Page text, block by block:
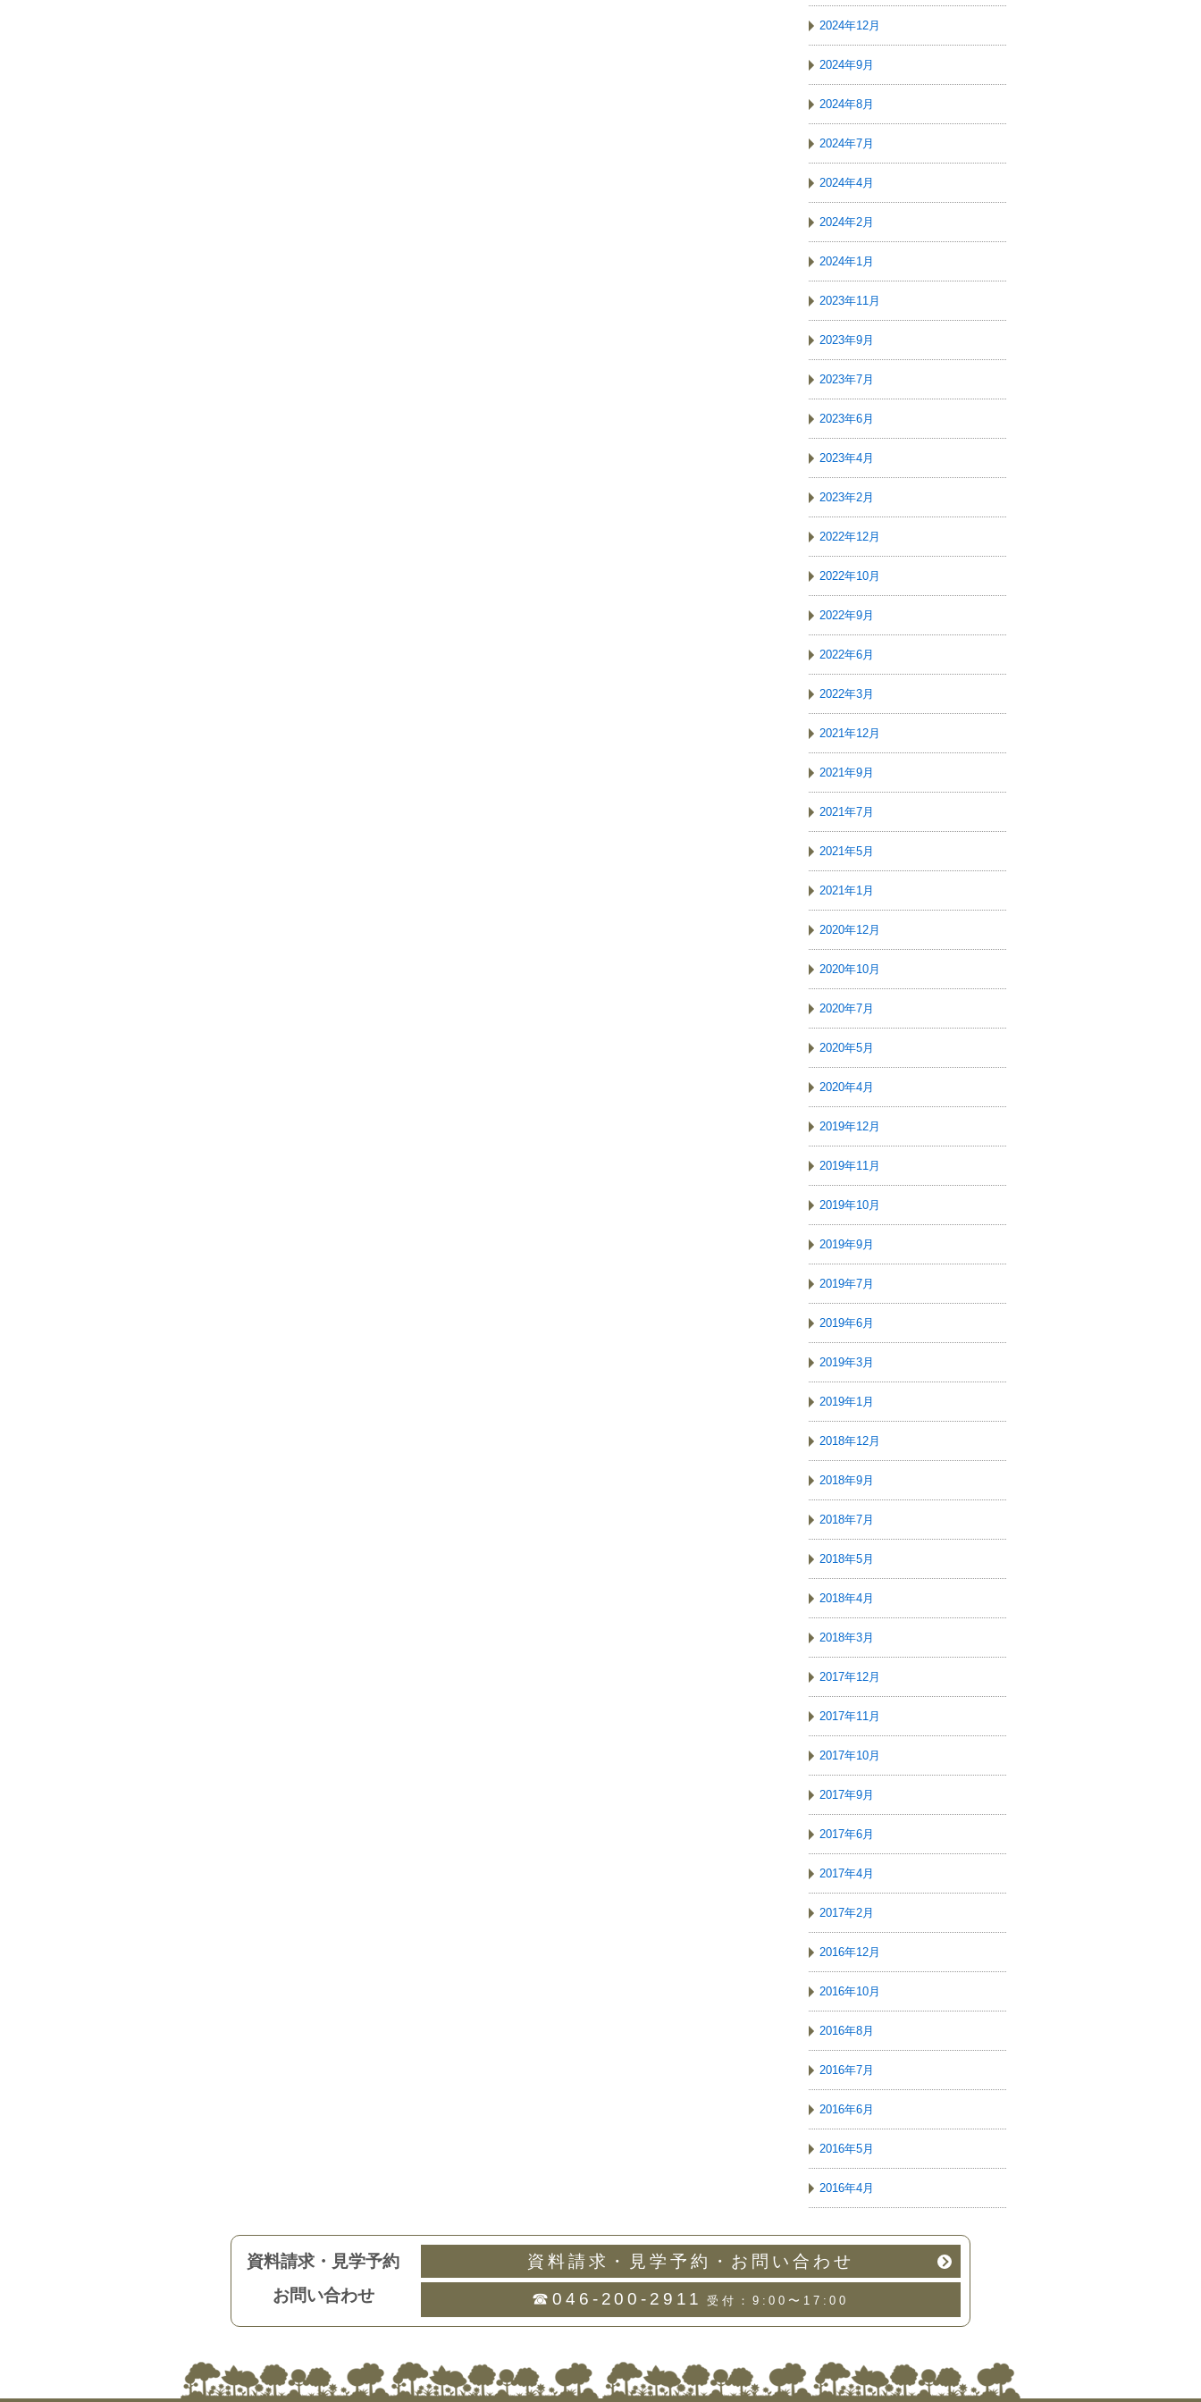
2024年12月
2024年9月
2024年8月
2024年7月
2024年4月
2024年2月
2024年1月
2023年11月
2023年9月
2023年7月
2023年6月
2023年4月
2023年2月
2022年12月
2022年10月
2022年9月
2022年6月
2022年3月
2021年12月
2021年9月
2021年7月
2021年5月
2021年1月
2020年12月
2020年10月
2020年7月
2020年5月
2020年4月
2019年12月
2019年11月
2019年10月
2019年9月
2019年7月
2019年6月
2019年3月
2019年1月
2018年12月
2018年9月
2018年7月
2018年5月
2018年4月
2018年3月
2017年12月
2017年11月
2017年10月
2017年9月
2017年6月
2017年4月
2017年2月
2016年12月
2016年10月
2016年8月
2016年7月
2016年6月
2016年5月
2016年4月
資料請求・見学予約
お問い合わせ
資料請求・見学予約・お問い合わせ
☎046-200-2911
受付：9:00〜17:00